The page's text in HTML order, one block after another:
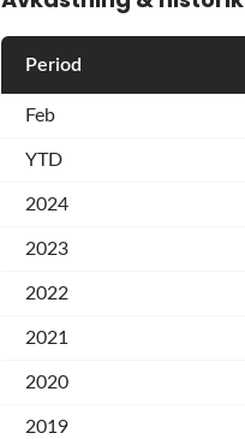
Period
Feb
YTD
2024
2023
2022
2021
2020
2019